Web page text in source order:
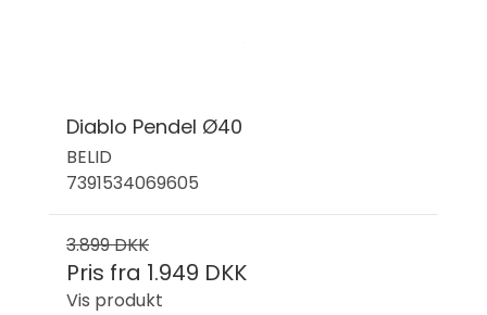
Diablo Pendel Ø40
BELID
7391534069605
3.899 DKK
Pris fra 1.949 DKK
Vis produkt